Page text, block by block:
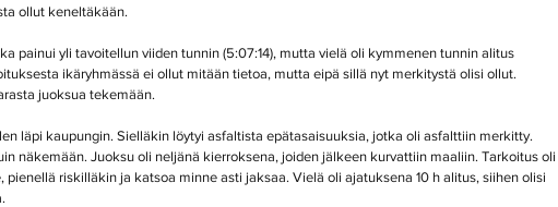
ollut keneltäkään.
painui yli tavoitellun viiden tunnin (5:07:14), mutta vielä oli kymmenen tunnin alitus
ikäryhmässä ei ollut mitään tietoa, mutta eipä sillä nyt merkitystä olisi ollut.
juoksua tekemään.
läpi kaupungin. Sielläkin löytyi asfaltista epätasaisuuksia, jotka oli asfalttiin merkitty.
näkemään. Juoksu oli neljänä kierroksena, joiden jälkeen kurvattiin maaliin. Tarkoitus oli
pienellä riskilläkin ja katsoa minne asti jaksaa. Vielä oli ajatuksena 10 h alitus, siihen olisi